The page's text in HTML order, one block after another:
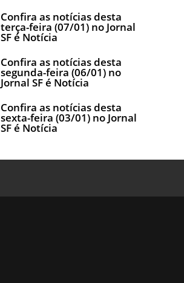
Confira as notícias desta
terça-feira (07/01) no Jornal
SF é Notícia
Confira as notícias desta
segunda-feira (06/01) no
Jornal SF é Notícia
Confira as notícias desta
sexta-feira (03/01) no Jornal
SF é Notícia